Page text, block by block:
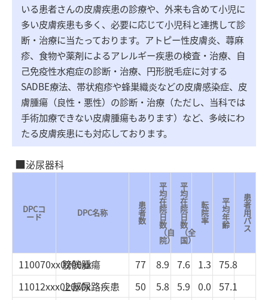
いる患者さんの皮膚疾患の診療や、外来も含めて小児に
多い皮膚疾患も多く、必要に応じて小児科と連携して診
断・治療に当たっております。アトピー性皮膚炎、蕁麻
疹、食物や薬剤によるアレルギー疾患の検査・治療、自
己免疫性水疱症の診断・治療、円形脱毛症に対する
SADBE療法、帯状疱疹や蜂巣織炎などの皮膚感染症、皮
膚腫瘍（良性・悪性）の診断・治療（ただし、当科では
手術加療できない皮膚腫瘍もあります）など、多岐にわ
たる皮膚疾患にも対応しております。
泌尿器科
DPCコ
ード DPC名称
患
者
数
平
均
在
院
日
数
（自
院）
平
均
在
院
日
数
（全
国）
転
院
率
平
均
年
齢
患
者
用
パ
ス
110070xx0200xx
膀胱腫瘍 77 8.9 7.6 1.3 75.8
11012xxx020x0x上部尿路疾患 50 5.8 5.9 0.0 57.1